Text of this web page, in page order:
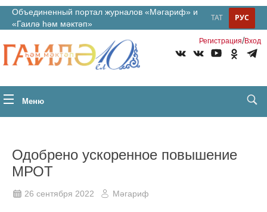
Объединенный портал журналов «Мәгариф» и
«Гаилә һәм мәктәп»
РУС
ТАТ
Регистрация/Вход
Меню
Одобрено ускоренное повышение
МРОТ
26 сентября 2022 Мәгариф